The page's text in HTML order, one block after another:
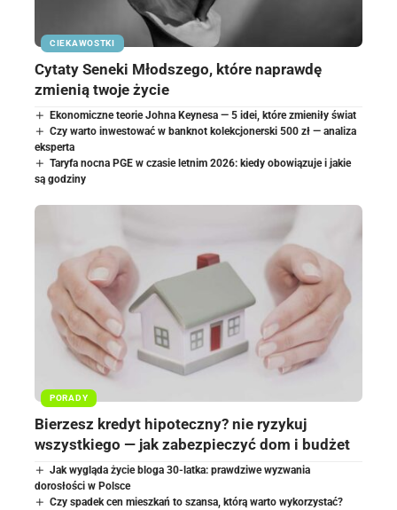
CIEKAWOSTKI
Cytaty Seneki Młodszego, które naprawdę
zmienią twoje życie
Ekonomiczne teorie Johna Keynesa — 5 idei, które zmieniły świat
Czy warto inwestować w banknot kolekcjonerski 500 zł — analiza
eksperta
Taryfa nocna PGE w czasie letnim 2026: kiedy obowiązuje i jakie
są godziny
PORADY
Bierzesz kredyt hipoteczny? nie ryzykuj
wszystkiego — jak zabezpieczyć dom i budżet
Jak wygląda życie bloga 30-latka: prawdziwe wyzwania
dorosłości w Polsce
Czy spadek cen mieszkań to szansa, którą warto wykorzystać?